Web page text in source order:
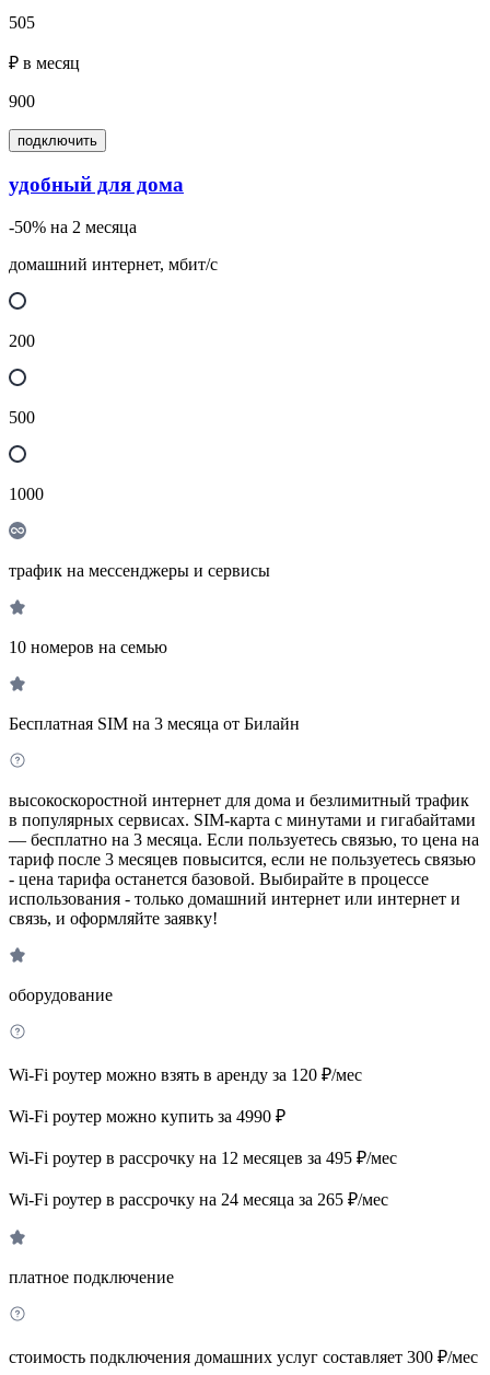
505
₽ в месяц
900
подключить
удобный для дома
-50% на 2 месяца
домашний интернет, мбит/с
200
500
1000
трафик на мессенджеры и сервисы
10 номеров на семью
Бесплатная SIM на 3 месяца от Билайн
высокоскоростной интернет для дома и безлимитный трафик
в популярных сервисах. SIM-карта с минутами и гигабайтами
— бесплатно на 3 месяца. Если пользуетесь связью, то цена на
тариф после 3 месяцев повысится, если не пользуетесь связью
- цена тарифа останется базовой. Выбирайте в процессе
использования - только домашний интернет или интернет и
связь, и оформляйте заявку!
оборудование
Wi-Fi роутер можно взять в аренду за 120 ₽/мес
Wi-Fi роутер можно купить за 4990 ₽
Wi-Fi роутер в рассрочку на 12 месяцев за 495 ₽/мес
Wi-Fi роутер в рассрочку на 24 месяца за 265 ₽/мес
платное подключение
стоимость подключения домашних услуг составляет 300 ₽/мес